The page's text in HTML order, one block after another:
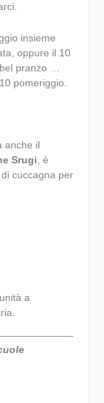
insieme
oppure il 10
pranzo …
pomeriggio.
anche il
Srugi , è
cuccagna per
a